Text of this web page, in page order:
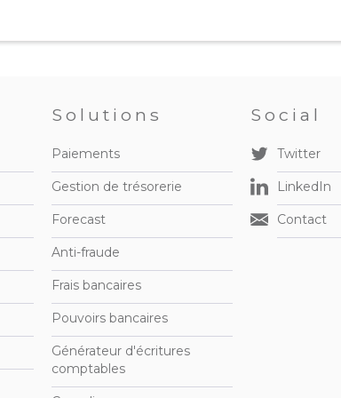
Solutions
Paiements
Gestion de trésorerie
Forecast
Anti-fraude
Frais bancaires
Pouvoirs bancaires
Générateur d'écritures
comptables
Social
Twitter
LinkedIn
Contact